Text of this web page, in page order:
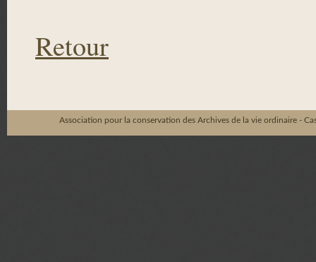
Retour
Association pour la conservation des Archives de la vie ordinaire -